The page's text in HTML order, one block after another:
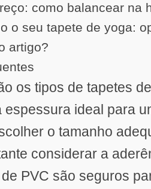
como balancear na
o seu tapete de yoga:
artigo?
os tipos de tapetes
espessura ideal para
o tamanho
considerar a
PVC são seguros